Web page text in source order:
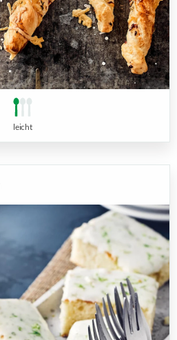
leicht